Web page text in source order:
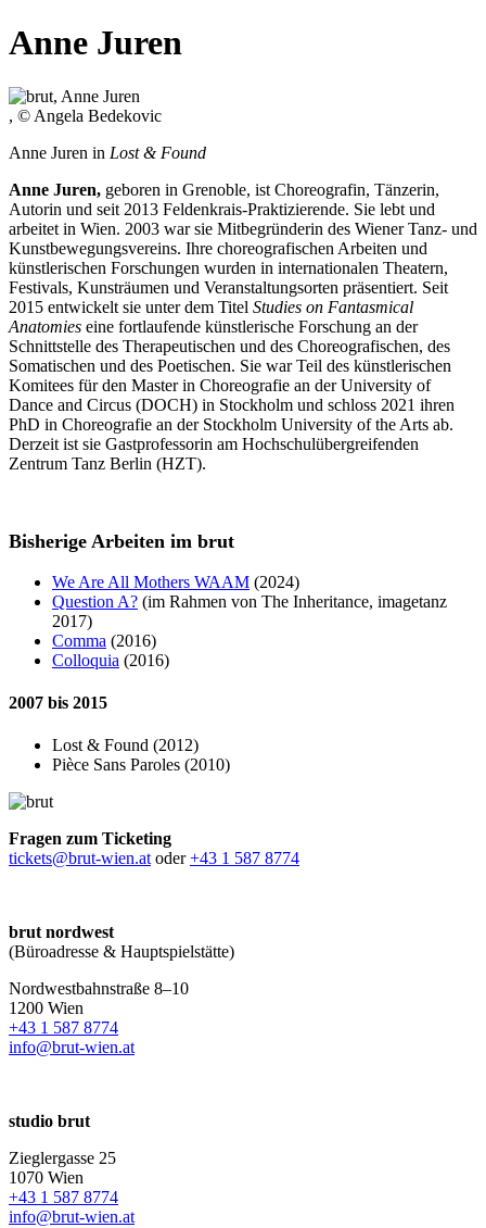
Anne Juren
, © Angela Bedekovic
Anne Juren in Lost & Found
Anne Juren, geboren in Grenoble, ist Choreografin, Tänzerin,
Autorin und seit 2013 Feldenkrais-Praktizierende. Sie lebt und
arbeitet in Wien. 2003 war sie Mitbegründerin des Wiener Tanz- und
Kunstbewegungsvereins. Ihre choreografischen Arbeiten und
künstlerischen Forschungen wurden in internationalen Theatern,
Festivals, Kunsträumen und Veranstaltungsorten präsentiert. Seit
2015 entwickelt sie unter dem Titel Studies on Fantasmical
Anatomies eine fortlaufende künstlerische Forschung an der
Schnittstelle des Therapeutischen und des Choreografischen, des
Somatischen und des Poetischen. Sie war Teil des künstlerischen
Komitees für den Master in Choreografie an der University of
Dance and Circus (DOCH) in Stockholm und schloss 2021 ihren
PhD in Choreografie an der Stockholm University of the Arts ab.
Derzeit ist sie Gastprofessorin am Hochschulübergreifenden
Zentrum Tanz Berlin (HZT).
Bisherige Arbeiten im brut
We Are All Mothers WAAM (2024)
Question A? (im Rahmen von The Inheritance, imagetanz
2017)
Comma (2016)
Colloquia (2016)
2007 bis 2015
Lost & Found (2012)
Pièce Sans Paroles (2010)
Fragen zum Ticketing
tickets@brut-wien.atoder+43 1 587 8774
brut nordwest
(Büroadresse & Hauptspielstätte)
Nordwestbahnstraße 8–10
1200 Wien
+43 1 587 8774
info@brut-wien.at
studio brut
Zieglergasse 25
1070 Wien
+43 1 587 8774
info@brut-wien.at